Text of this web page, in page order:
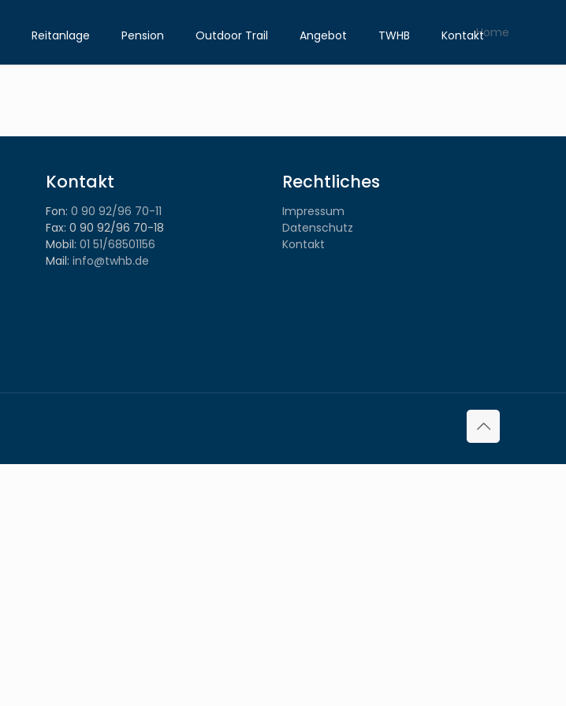
Reitanlage Pension Outdoor Trail Angebot TWHB KontaktHome
Kontakt
Fon: 0 90 92/96 70-11
Fax: 0 90 92/96 70-18
Mobil: 01 51/68501156
Mail: info@twhb.de
Rechtliches
Impressum
Datenschutz
Kontakt